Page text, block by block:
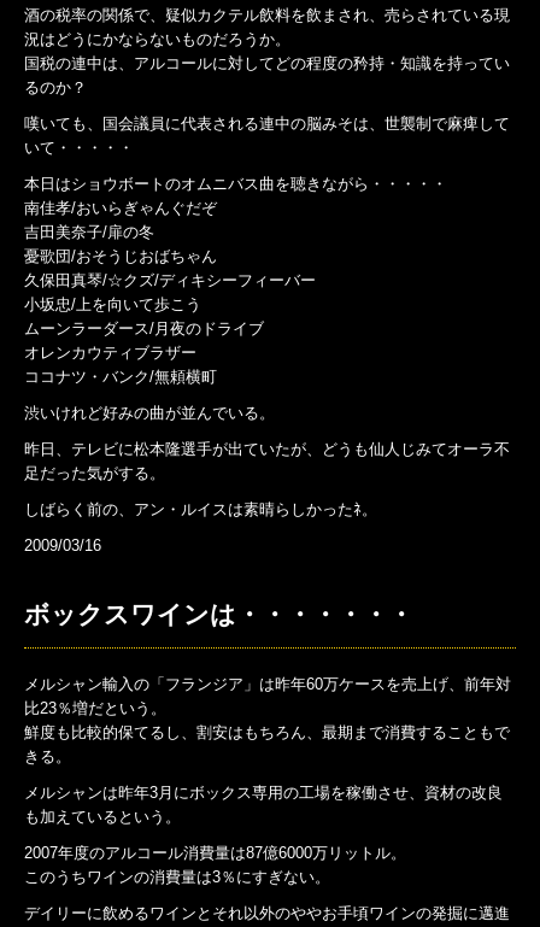
酒の税率の関係で、疑似カクテル飲料を飲まされ、売らされている現
況はどうにかならないものだろうか。
国税の連中は、アルコールに対してどの程度の矜持・知識を持ってい
るのか？
嘆いても、国会議員に代表される連中の脳みそは、世襲制で麻痺して
いて・・・・・
本日はショウボートのオムニバス曲を聴きながら・・・・・
南佳孝/おいらぎゃんぐだぞ
吉田美奈子/扉の冬
憂歌団/おそうじおばちゃん
久保田真琴/☆クズ/ディキシーフィーバー
小坂忠/上を向いて歩こう
ムーンラーダース/月夜のドライブ
オレンカウティブラザー
ココナツ・バンク/無頼横町
渋いけれど好みの曲が並んでいる。
昨日、テレビに松本隆選手が出ていたが、どうも仙人じみてオーラ不
足だった気がする。
しばらく前の、アン・ルイスは素晴らしかったﾈ。
2009/03/16
ボックスワインは・・・・・・・
メルシャン輸入の「フランジア」は昨年60万ケースを売上げ、前年対
比23％増だという。
鮮度も比較的保てるし、割安はもちろん、最期まで消費することもで
きる。
メルシャンは昨年3月にボックス専用の工場を稼働させ、資材の改良
も加えているという。
2007年度のアルコール消費量は87億6000万リットル。
このうちワインの消費量は3％にすぎない。
デイリーに飲めるワインとそれ以外のややお手頃ワインの発掘に邁進